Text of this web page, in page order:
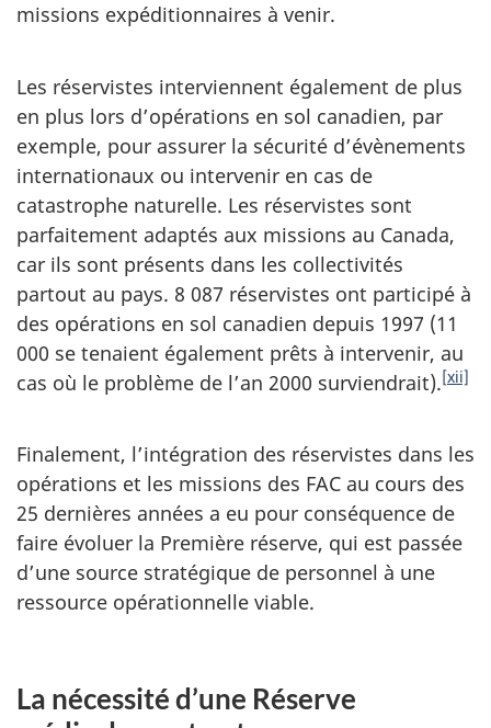
missions expéditionnaires à venir.
Les réservistes interviennent également de plus
en plus lors d’opérations en sol canadien, par
exemple, pour assurer la sécurité d’évènements
internationaux ou intervenir en cas de
catastrophe naturelle. Les réservistes sont
parfaitement adaptés aux missions au Canada,
car ils sont présents dans les collectivités
partout au pays. 8 087 réservistes ont participé à
des opérations en sol canadien depuis 1997 (11
000 se tenaient également prêts à intervenir, au
cas où le problème de l’an 2000 surviendrait).[xii]
Finalement, l’intégration des réservistes dans les
opérations et les missions des FAC au cours des
25 dernières années a eu pour conséquence de
faire évoluer la Première réserve, qui est passée
d’une source stratégique de personnel à une
ressource opérationnelle viable.
La nécessité d’une Réserve